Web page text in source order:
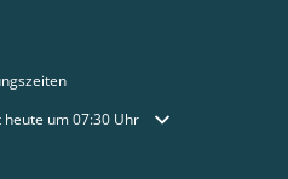
oder Schließzeiten
um 07:30 Uhr